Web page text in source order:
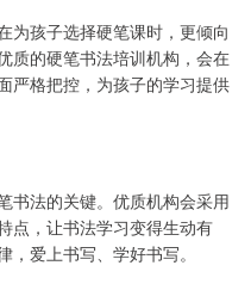
为孩子选择硬笔课时，更倾向
质的硬笔书法培训机构，会在
严格把控，为孩子的学习提供
书法的关键。优质机构会采用
点，让书法学习变得生动有
爱上书写、学好书写。